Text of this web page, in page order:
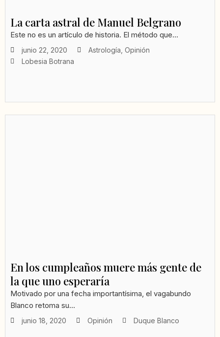
La carta astral de Manuel Belgrano
Este no es un artículo de historia. El método que...
junio 22, 2020 Astrología Opinión
Lobesia Botrana
En los cumpleaños muere más gente de
la que uno esperaría
Motivado por una fecha importantísima, el vagabundo
Blanco retoma su...
junio 18, 2020 Opinión Duque Blanco